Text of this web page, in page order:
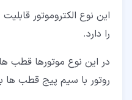
را دارد.
در این نوع موتورها قطب
روتور با سیم پیج قطب